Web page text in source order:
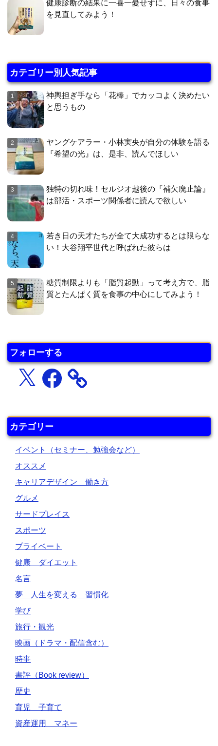
健康診断の結果に一喜一憂せずに、日々の食事
を見直してみよう！
カテゴリー別人気記事
神輿担ぎ手なら「花棒」でカッコよく決めたい
と思うもの
ヤングケアラー・小林実央が自分の体験を語る
『希望の光』は、是非、読んでほしい
独特の切れ味！セルジオ越後の『補欠廃止論』
は部活・スポーツ関係者に読んで欲しい
若き日の天才たちが全て大成功するとは限らな
い！大谷翔平世代と呼ばれた彼らは
糖質制限よりも「脂質起動」って考え方で、脂
質とたんぱく質を食事の中心にしてみよう！
フォローする
X Facebook
カテゴリー
イベント（セミナー、勉強会など）
オススメ
キャリアデザイン 働き方
グルメ
サードプレイス
スポーツ
プライベート
健康 ダイエット
名言
夢 人生を変える 習慣化
学び
旅行・観光
映画（ドラマ・配信含む）
時事
書評（Book review）
歴史
育児 子育て
資産運用 マネー